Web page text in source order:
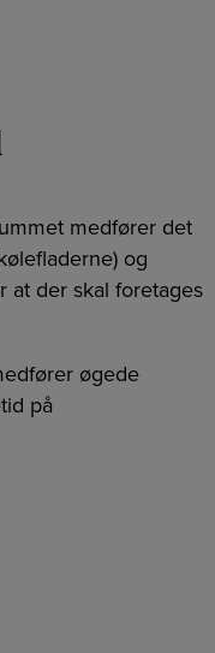
medfører det
og
at der skal foretages
øgede
på